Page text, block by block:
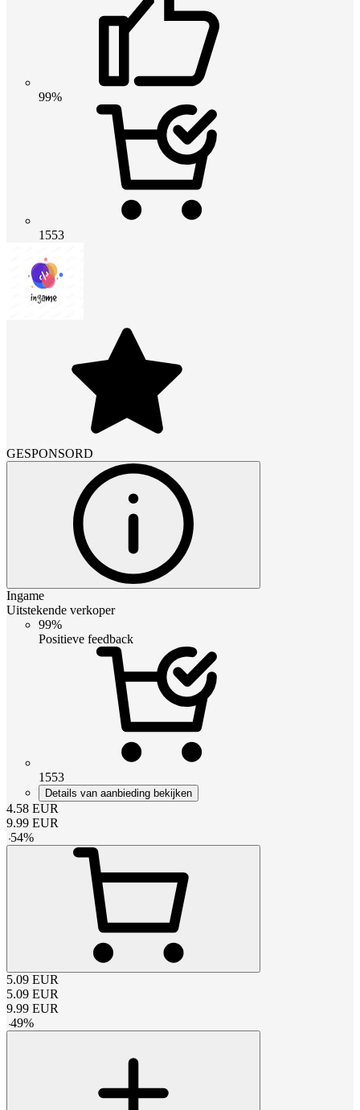
99%
1553
GESPONSORD
Ingame
Uitstekende verkoper
99%
Positieve feedback
1553
Details van aanbieding bekijken
4.58 EUR
9.99 EUR
-54%
5.09 EUR
5.09 EUR
9.99 EUR
-49%